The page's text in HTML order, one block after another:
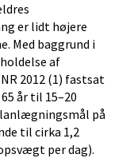
er lidt højere
Med baggrund i
af
2012 (1) fastsat
år til 15–20
på
til cirka 1,2
per dag).